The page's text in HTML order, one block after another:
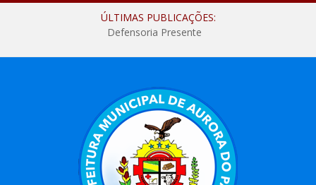
ÚLTIMAS PUBLICAÇÕES:
Defensoria Presente